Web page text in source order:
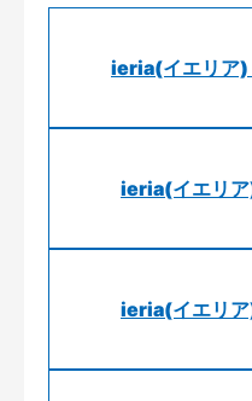
ieria(イエリア)
ieria(イエリア
ieria(イエリア